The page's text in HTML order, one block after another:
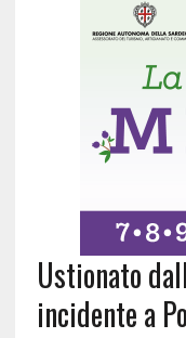
Ustionato
incidente a